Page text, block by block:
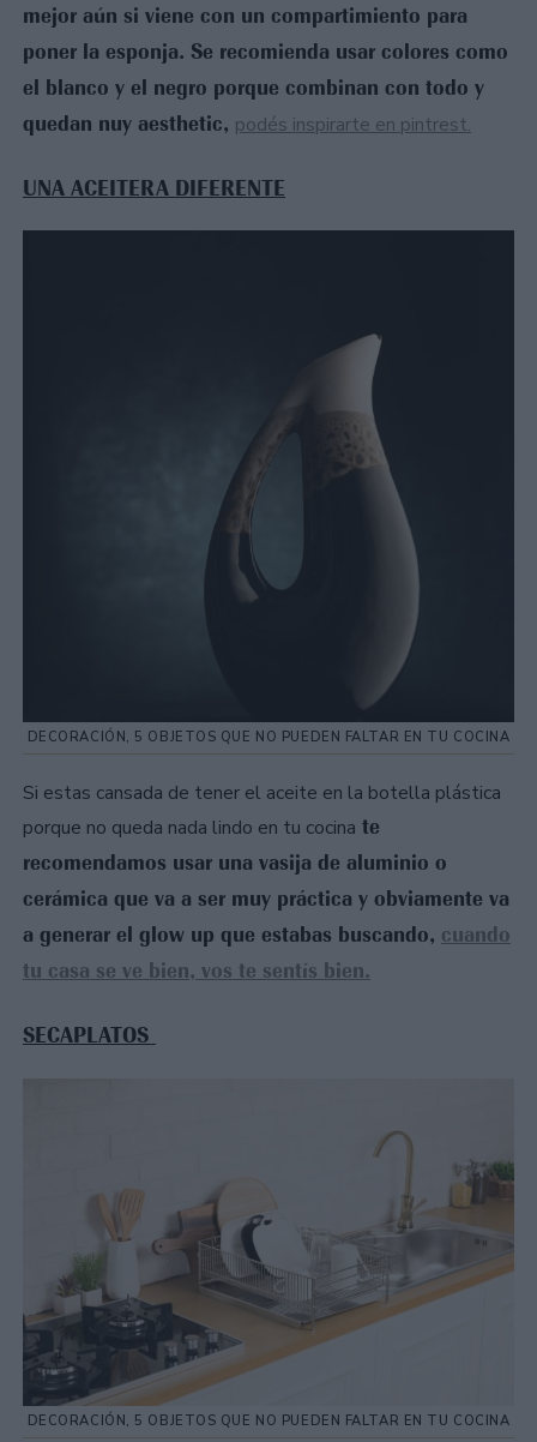
mejor aún si viene con un compartimiento para
poner la esponja. Se recomienda usar colores como
el blanco y el negro porque combinan con todo y
quedan nuy aesthetic, podés inspirarte en pintrest.
UNA ACEITERA DIFERENTE
DECORACIÓN, 5 OBJETOS QUE NO PUEDEN FALTAR EN TU COCINA
Si estas cansada de tener el aceite en la botella plástica
porque no queda nada lindo en tu cocina te
recomendamos usar una vasija de aluminio o
cerámica que va a ser muy práctica y obviamente va
a generar el glow up que estabas buscando, cuando
tu casa se ve bien, vos te sentís bien.
SECAPLATOS
DECORACIÓN, 5 OBJETOS QUE NO PUEDEN FALTAR EN TU COCINA